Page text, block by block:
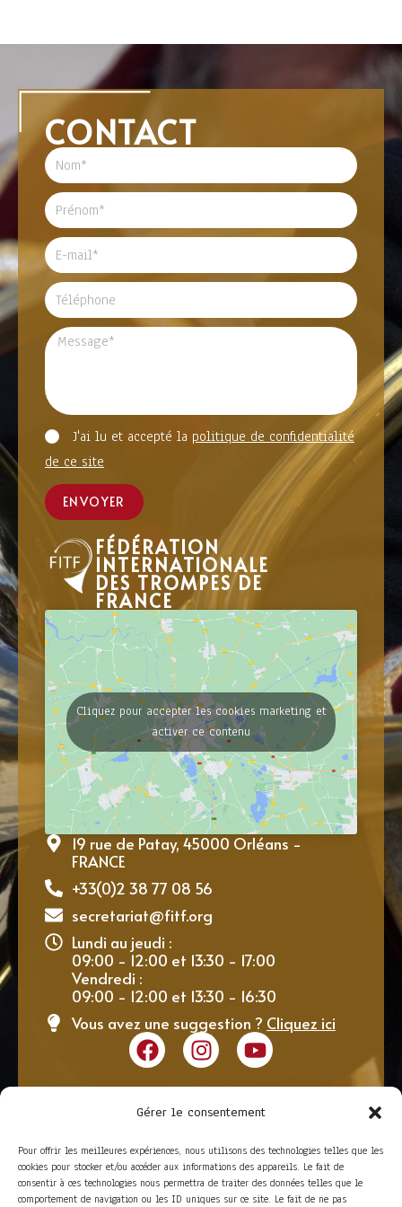
Gérer le consentement
Pour offrir les meilleures expériences, nous utilisons des technologies telles que les
cookies pour stocker et/ou accéder aux informations des appareils. Le fait de
consentir à ces technologies nous permettra de traiter des données telles que le
comportement de navigation ou les ID uniques sur ce site. Le fait de ne pas
CONTACT
J'ai lu et accepté la politique de confidentialité
de ce site
ENVOYER
FÉDÉRATION
INTERNATIONALE
DES TROMPES DE
FRANCE
Cliquez pour accepter les cookies marketing et
activer ce contenu
19 rue de Patay, 45000 Orléans -
FRANCE
+33(0)2 38 77 08 56
secretariat@fitf.org
Lundi au jeudi :
09:00 - 12:00 et 13:30 - 17:00
Vendredi :
09:00 - 12:00 et 13:30 - 16:30
Vous avez une suggestion ? Cliquez ici